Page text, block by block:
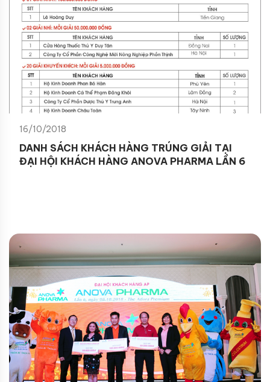
16/10/2018
DANH SÁCH KHÁCH HÀNG TRÚNG GIẢI TẠI
ĐẠI HỘI KHÁCH HÀNG ANOVA PHARMA LẦN 6